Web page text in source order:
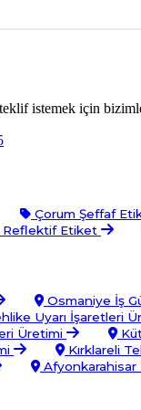
istemek için
Çorum Şeffaf
Reflektif Etiket
Osmaniye İş
Uyarı İşaretleri
Üretimi
Kırklareli
Afyonkarahisar